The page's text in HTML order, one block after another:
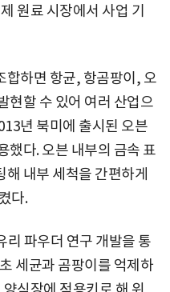
원료 시장에서 사업 기
합하면 항균, 항곰팡이, 오
현할 수 있어 여러 산업으
년 북미에 출시된 오븐
했다. 오븐 내부의 금속 표
내부 세척을 간편하게
다.
리 파우더 연구 개발을 통
세균과 곰팡이를 억제하